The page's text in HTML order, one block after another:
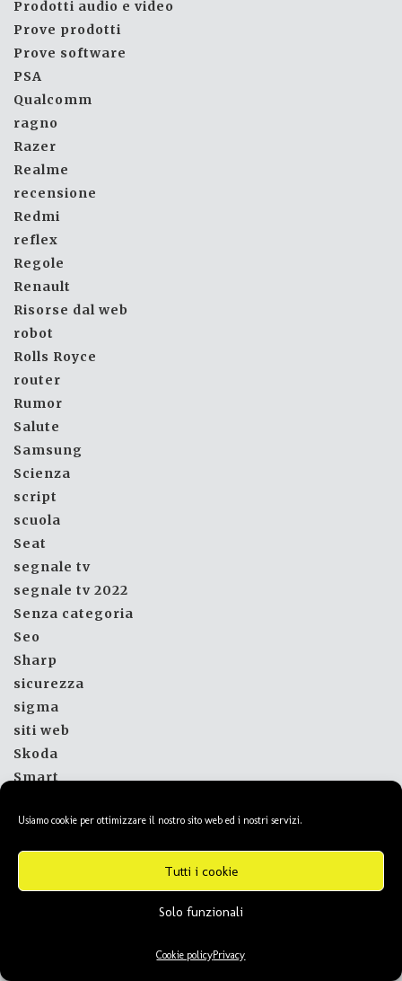
Usiamo cookie per ottimizzare il nostro sito web ed i nostri servizi.
Tutti i cookie
Solo funzionali
Cookie policyPrivacy
Prodotti audio e video
Prove prodotti
Prove software
PSA
Qualcomm
ragno
Razer
Realme
recensione
Redmi
reflex
Regole
Renault
Risorse dal web
robot
Rolls Royce
router
Rumor
Salute
Samsung
Scienza
script
scuola
Seat
segnale tv
segnale tv 2022
Senza categoria
Seo
Sharp
sicurezza
sigma
siti web
Skoda
Smart
smartphone
smartwatch
Social